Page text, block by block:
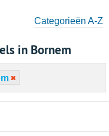
Categorieën A-Z
in Bornem